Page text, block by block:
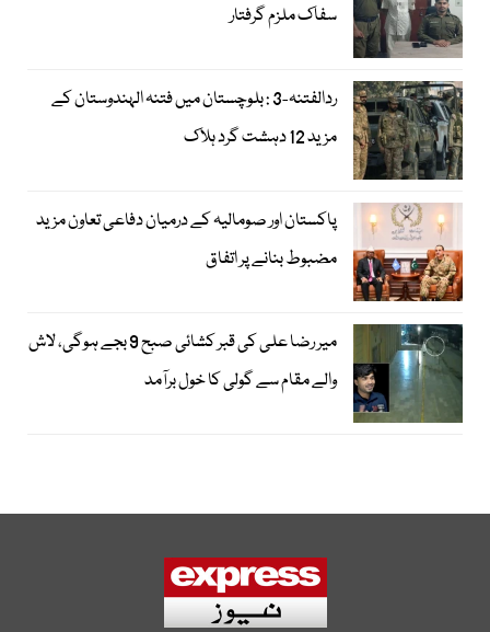
سفاک ملزم گرفتار
ردالفتنہ-3 : بلوچستان میں فتنہ الہندوستان کے
مزید 12 دہشت گرد ہلاک
پاکستان اور صومالیہ کے درمیان دفاعی تعاون مزید
مضبوط بنانے پر اتفاق
میر رضا علی کی قبر کشائی صبح 9 بجے ہوگی، لاش
والے مقام سے گولی کا خول برآمد